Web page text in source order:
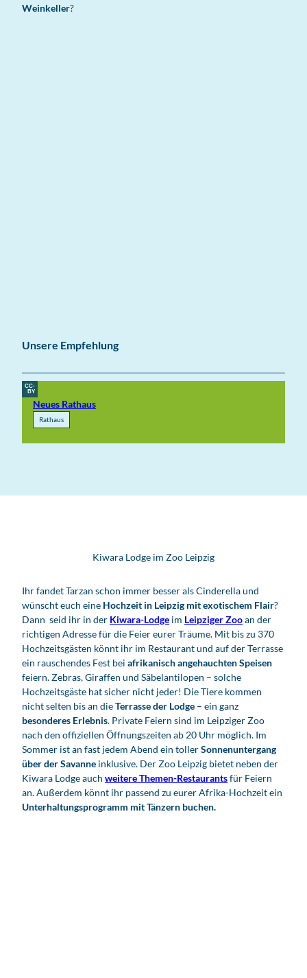
Weinkeller?
Unsere Empfehlung
CC-
BY
Neues Rathaus
Rathaus
Kiwara Lodge im Zoo Leipzig
Ihr fandet Tarzan schon immer besser als Cinderella und
wünscht euch eine Hochzeit in Leipzig mit exotischem Flair?
Dann seid ihr in der Kiwara-Lodge im Leipziger Zooan der
richtigen Adresse für die Feier eurer Träume. Mit bis zu 370
Hochzeitsgästen könnt ihr im Restaurant und auf der Terrasse
ein rauschendes Fest bei afrikanisch angehauchten Speisen
feiern. Zebras, Giraffen und Säbelantilopen – solche
Hochzeitsgäste hat sicher nicht jeder! Die Tiere kommen
nicht selten bis an dieTerrasse der Lodge – ein ganz
besonderes Erlebnis. Private Feiern sind im Leipziger Zoo
nach den offiziellen Öffnungszeiten ab 20 Uhr möglich. Im
Sommer ist an fast jedem Abend ein tollerSonnenuntergang
über der Savanne inklusive. Der Zoo Leipzig bietet neben der
Kiwara Lodge auch weitere Themen-Restaurantsfür Feiern
an. Außerdem könnt ihr passend zu eurer Afrika-Hochzeit ein
Unterhaltungsprogramm mit Tänzern buchen.